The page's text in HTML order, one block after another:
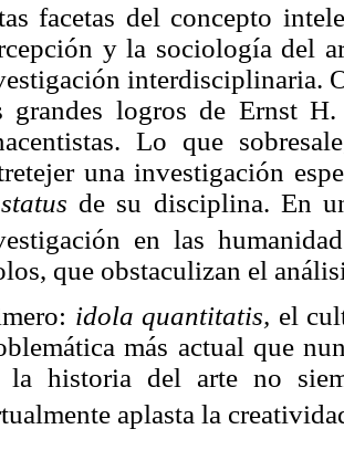
facetas del concepto
y la sociología del
interdisciplinaria.
grandes logros de Ernst
Lo que
una investigación
status de su disciplina. En
en las
que obstaculizan el
idola quantitatis, el
más actual que
la historia del arte no
aplasta la